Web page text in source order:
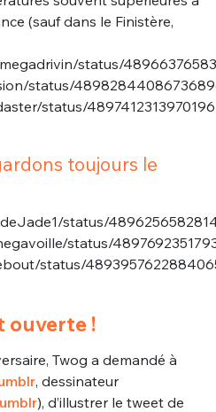
(sauf dans le Finistère,
status/
status/
status/
toujours le
status/
status/
status/
ouverte !
Twog a demandé à
, dessinateur
), d’illustrer le tweet de